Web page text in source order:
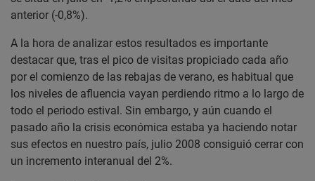
anterior (-0,8%).
A la hora de analizar estos resultados es importante
destacar que, tras el pico de visitas propiciado cada año
por el comienzo de las rebajas de verano, es habitual que
los niveles de afluencia vayan perdiendo ritmo a lo largo de
todo el periodo estival. Sin embargo, y aún cuando el
pasado año la crisis económica estaba ya haciendo notar
sus efectos en nuestro país, julio 2008 consiguió cerrar con
un incremento interanual del 2%.